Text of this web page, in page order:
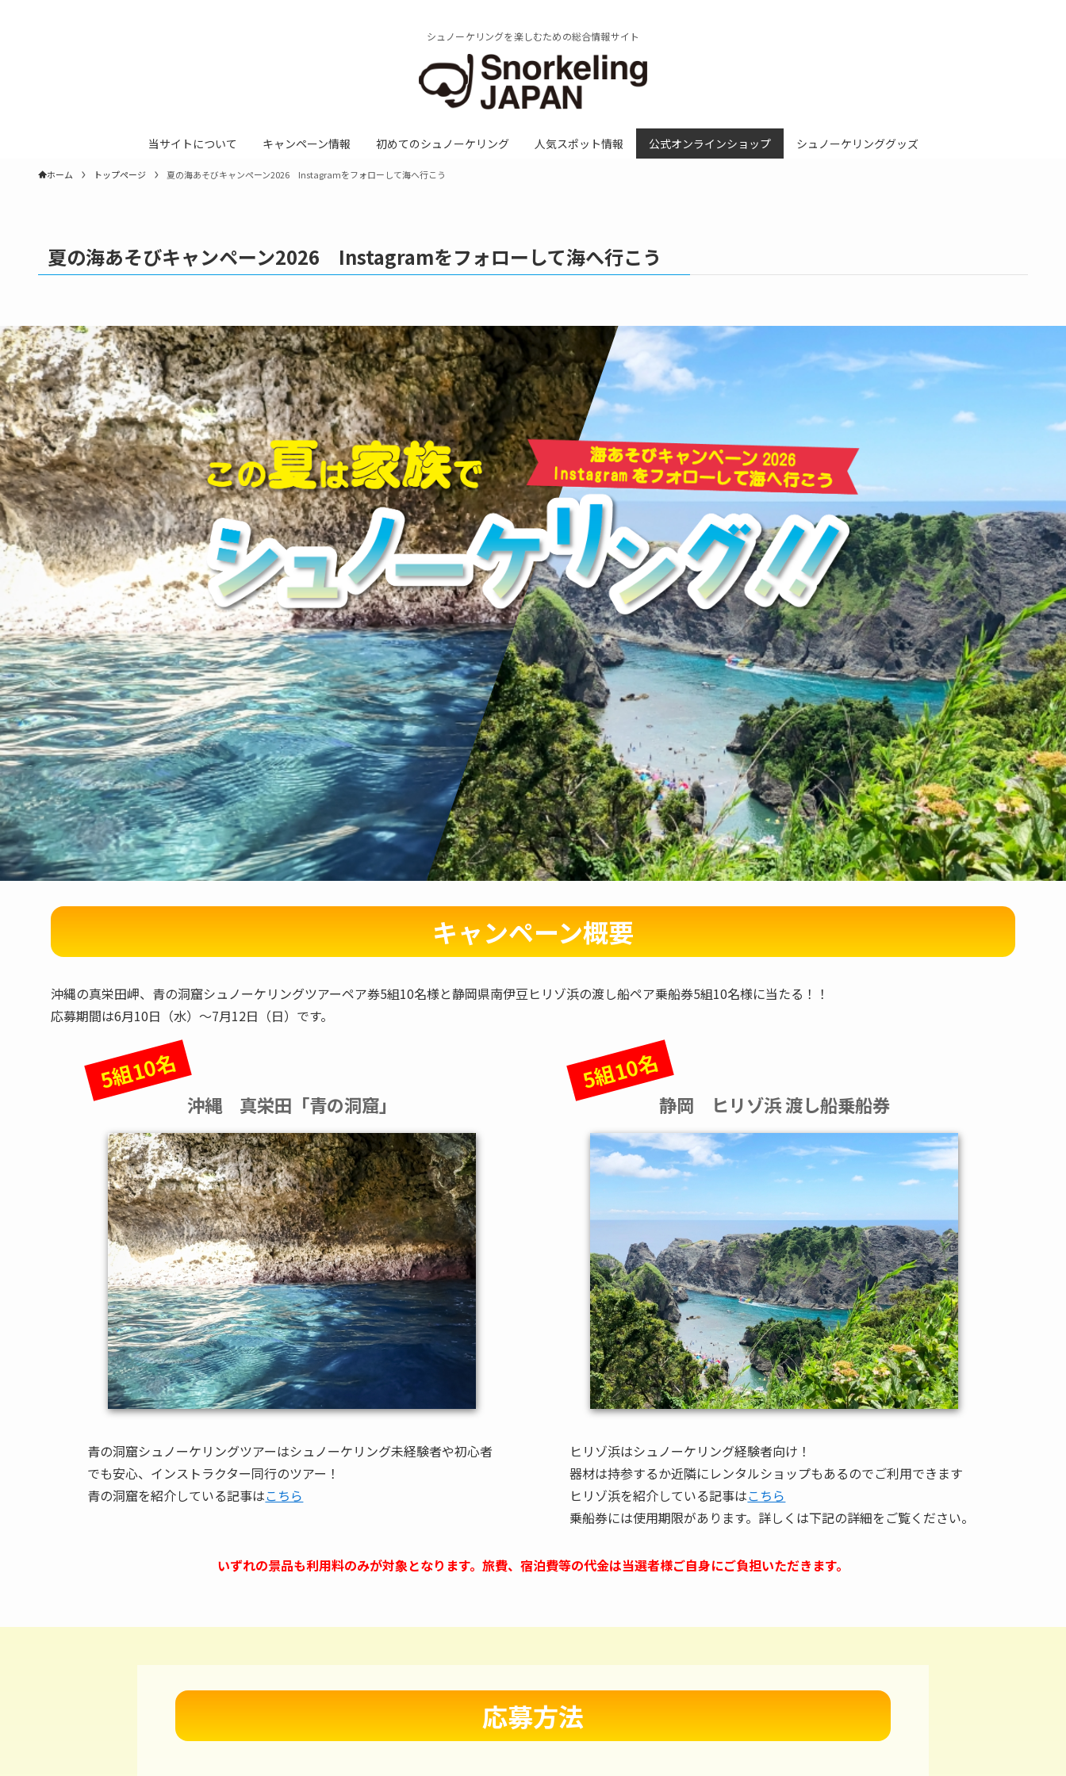
シュノーケリングを楽しむための総合情報サイト
当サイトについて キャンペーン情報 初めてのシュノーケリング 人気スポット情報 公式オンラインショップ シュノーケリンググッズ
ホーム トップページ 夏の海あそびキャンペーン2026 Instagramをフォローして海へ行こう
夏の海あそびキャンペーン2026 Instagramをフォローして海へ行こう
キャンペーン概要
沖縄の真栄田岬、青の洞窟シュノーケリングツアーペア券5組10名様と静岡県南伊豆ヒリゾ浜の渡し船ペア乗船券5組10名様に当たる！！
応募期間は6月10日（水）～7月12日（日）です。
5組10名
沖縄 真栄田「青の洞窟」
青の洞窟シュノーケリングツアーはシュノーケリング未経験者や初心者
でも安心、インストラクター同行のツアー！
青の洞窟を紹介している記事はこちら
5組10名
静岡 ヒリゾ浜 渡し船乗船券
ヒリゾ浜はシュノーケリング経験者向け！
器材は持参するか近隣にレンタルショップもあるのでご利用できます
ヒリゾ浜を紹介している記事はこちら
乗船券には使用期限があります。詳しくは下記の詳細をご覧ください。
いずれの景品も利用料のみが対象となります。旅費、宿泊費等の代金は当選者様ご自身にご負担いただきます。
応募方法